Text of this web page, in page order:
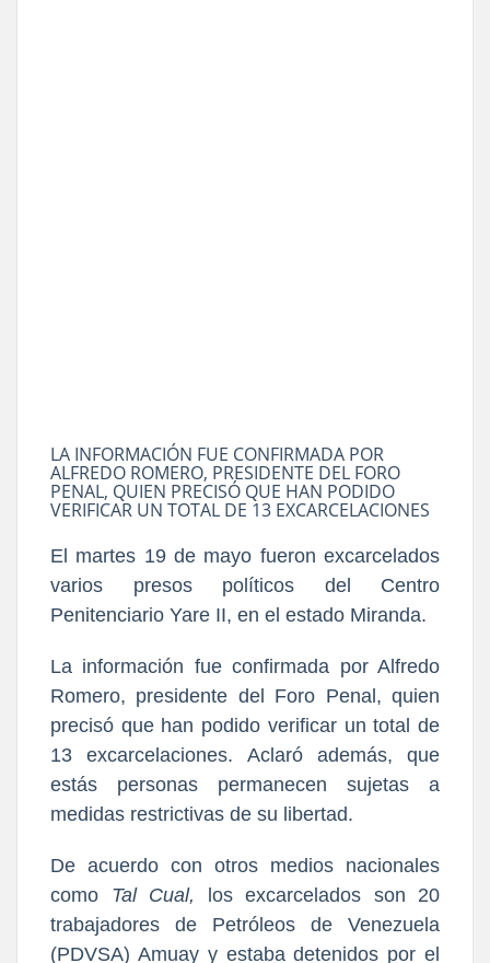
LA INFORMACIÓN FUE CONFIRMADA POR
ALFREDO ROMERO, PRESIDENTE DEL FORO
PENAL, QUIEN PRECISÓ QUE HAN PODIDO
VERIFICAR UN TOTAL DE 13 EXCARCELACIONES
El martes 19 de mayo fueron excarcelados
varios presos políticos del Centro
Penitenciario Yare II, en el estado Miranda.
La información fue confirmada por Alfredo
Romero, presidente del Foro Penal, quien
precisó que han podido verificar un total de
13 excarcelaciones. Aclaró además, que
estás personas permanecen sujetas a
medidas restrictivas de su libertad.
De acuerdo con otros medios nacionales
como
Tal Cual,
los excarcelados son 20
trabajadores de Petróleos de Venezuela
(PDVSA) Amuay y estaba detenidos por el